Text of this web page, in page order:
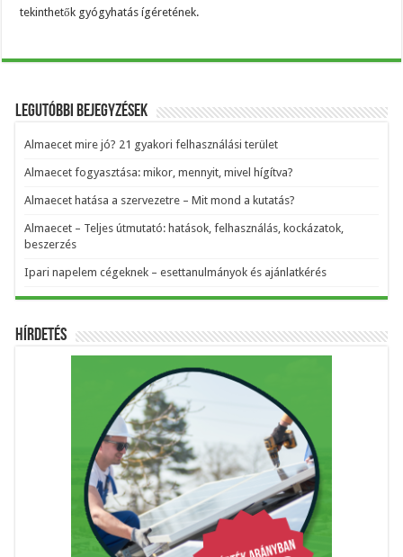
tekinthetők gyógyhatás ígéretének.
Legutóbbi bejegyzések
Almaecet mire jó? 21 gyakori felhasználási terület
Almaecet fogyasztása: mikor, mennyit, mivel hígítva?
Almaecet hatása a szervezetre – Mit mond a kutatás?
Almaecet – Teljes útmutató: hatások, felhasználás, kockázatok,
beszerzés
Ipari napelem cégeknek – esettanulmányok és ajánlatkérés
Hírdetés